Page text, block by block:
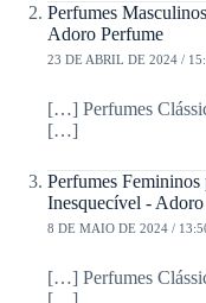
Perfumes
Adoro Perfume
23 DE ABRIL DE 2024 /
[…] Perfumes
[…]
Perfumes Femininos
Inesquecível -
8 DE MAIO DE 2024 /
[…] Perfumes
[…]